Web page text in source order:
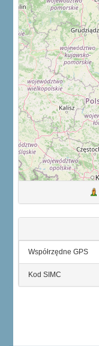
Współrzędne GPS
Kod SIMC